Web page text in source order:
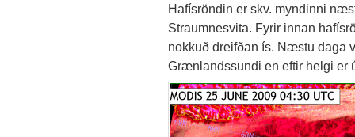
Hafísröndin er skv. myndinni
Straumnesvita. Fyrir innan
nokkuð dreifðan ís. Næstu daga
Grænlandssundi en eftir helgi er